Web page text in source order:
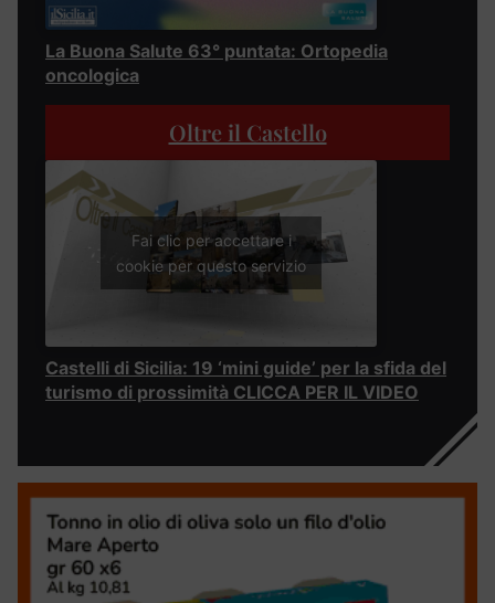
La Buona Salute 63° puntata: Ortopedia
oncologica
Oltre il Castello
Fai clic per accettare i
cookie per questo servizio
Castelli di Sicilia: 19 ‘mini guide’ per la sfida del
turismo di prossimità CLICCA PER IL VIDEO